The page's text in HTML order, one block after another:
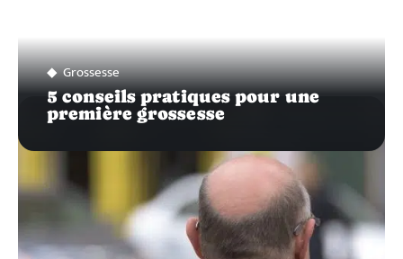
Grossesse
5 conseils pratiques pour une
première grossesse